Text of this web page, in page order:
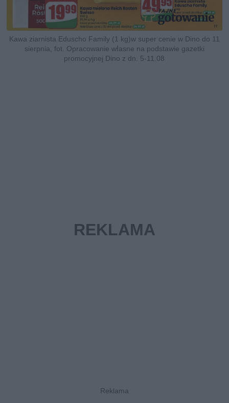
Kawa ziarnista Eduscho Family (1 kg)w super cenie w Dino do 11
sierpnia, fot. Opracowanie własne na podstawie gazetki
promocyjnej Dino z dn. 5-11.08